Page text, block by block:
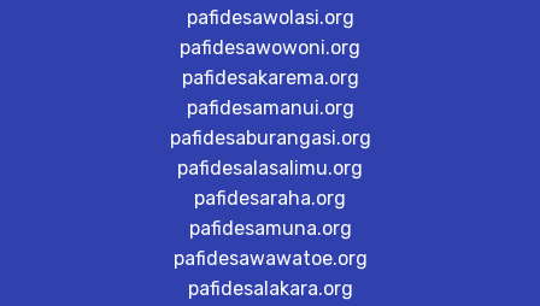
pafidesawolasi.org
pafidesawowoni.org
pafidesakarema.org
pafidesamanui.org
pafidesaburangasi.org
pafidesalasalimu.org
pafidesaraha.org
pafidesamuna.org
pafidesawawatoe.org
pafidesalakara.org